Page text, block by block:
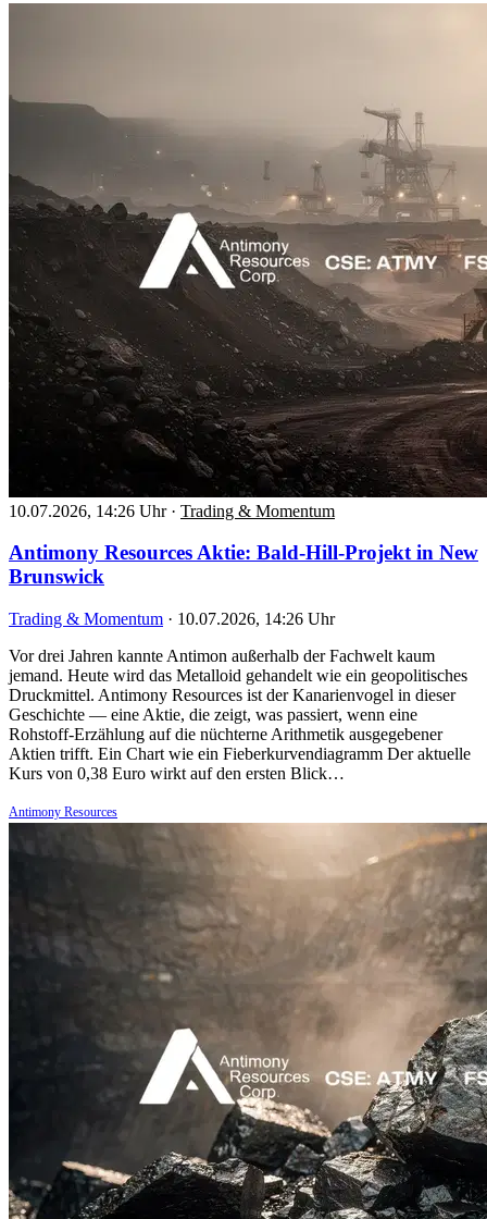
10.07.2026, 14:26 Uhr · Trading & Momentum
Antimony Resources Aktie: Bald-Hill-Projekt in New
Brunswick
Trading & Momentum · 10.07.2026, 14:26 Uhr
Vor drei Jahren kannte Antimon außerhalb der Fachwelt kaum
jemand. Heute wird das Metalloid gehandelt wie ein geopolitisches
Druckmittel. Antimony Resources ist der Kanarienvogel in dieser
Geschichte — eine Aktie, die zeigt, was passiert, wenn eine
Rohstoff-Erzählung auf die nüchterne Arithmetik ausgegebener
Aktien trifft. Ein Chart wie ein Fieberkurvendiagramm Der aktuelle
Kurs von 0,38 Euro wirkt auf den ersten Blick…
Antimony Resources